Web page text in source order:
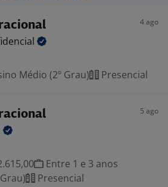
4 ago
Médio (2º Grau) Presencial
5 ago
Entre 1 e 3 anos
Presencial